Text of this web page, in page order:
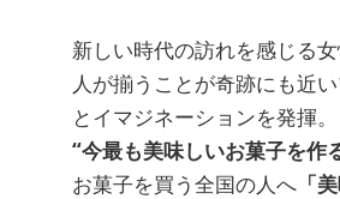
新しい時代の訪れを感じる
人が揃うことが奇跡にも近
とイマジネーションを発揮。
“今最も美味しいお菓子を作
お菓子を買う全国の人へ 「